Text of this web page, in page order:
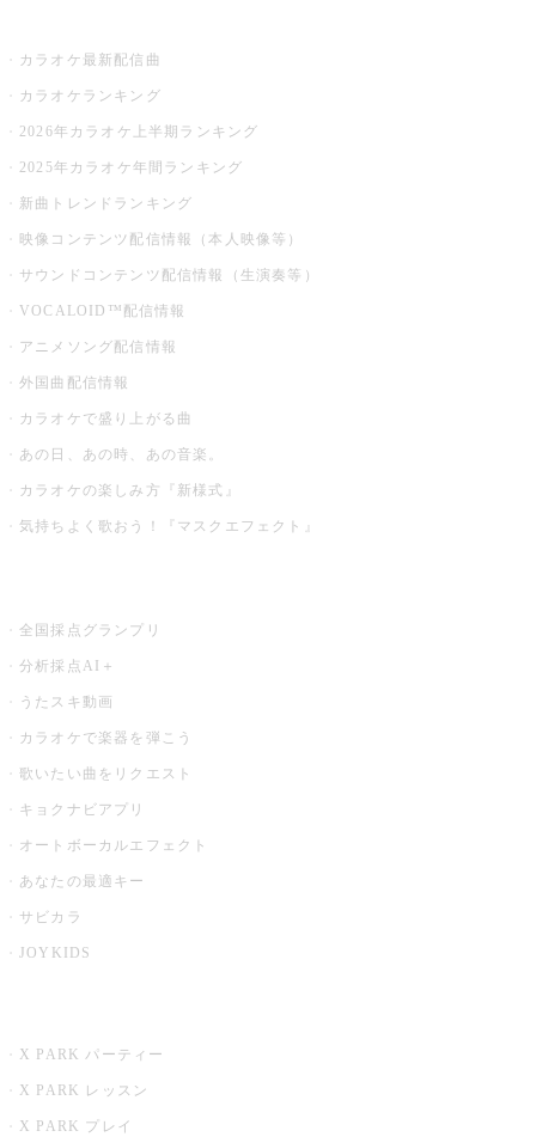
カラオケ最新配信曲
カラオケランキング
2026年カラオケ上半期ランキング
2025年カラオケ年間ランキング
新曲トレンドランキング
映像コンテンツ配信情報（本人映像等）
サウンドコンテンツ配信情報（生演奏等）
VOCALOID™配信情報
アニメソング配信情報
外国曲配信情報
カラオケで盛り上がる曲
あの日、あの時、あの音楽。
カラオケの楽しみ方『新様式』
気持ちよく歌おう！『マスクエフェクト』
全国採点グランプリ
分析採点AI＋
うたスキ動画
カラオケで楽器を弾こう
歌いたい曲をリクエスト
キョクナビアプリ
オートボーカルエフェクト
あなたの最適キー
サビカラ
JOYKIDS
X PARK パーティー
X PARK レッスン
X PARK プレイ